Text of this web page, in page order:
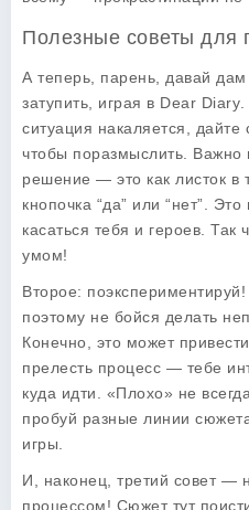
Полезные советы для
А теперь, парень, давай дам
затупить, играя в Dear Diary
ситуация накаляется, дайте
чтобы поразмыслить. Важно
решение — это как листок в
кнопочка “да” или “нет”.
касаться тебя и героев.
умом!
Второе:
поэтому не бойся делать
Конечно, это может
прелесть процесс — тебе
куда идти. «Плохо» не
пробуй разные линии
игры.
И, наконец, третий совет —
процессом! Сюжет тут